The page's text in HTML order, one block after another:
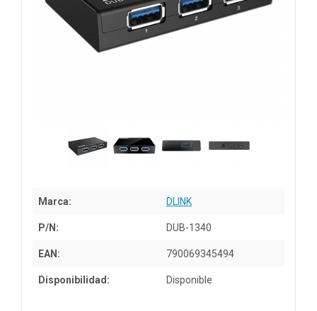
Marca: DLINK
P/N: DUB-1340
EAN: 790069345494
Disponibilidad: Disponible